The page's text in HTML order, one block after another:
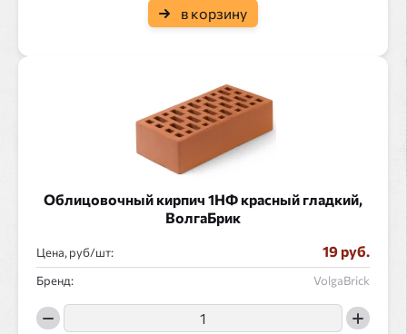
в корзину
Облицовочный кирпич 1НФ красный гладкий,
ВолгаБрик
Цена, руб/ : 19 руб.
Бренд: VolgaBrick